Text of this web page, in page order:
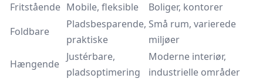
Fritstående Mobile, fleksible
Boliger, kontorer
Foldbare
Pladsbesparende,
praktiske
Små rum, varierede
miljøer
Hængende
Justérbare,
pladsoptimering
Moderne interiør,
industrielle områder